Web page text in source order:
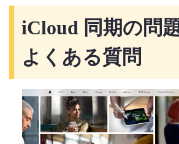
iCloud 同期の問
よくある質問